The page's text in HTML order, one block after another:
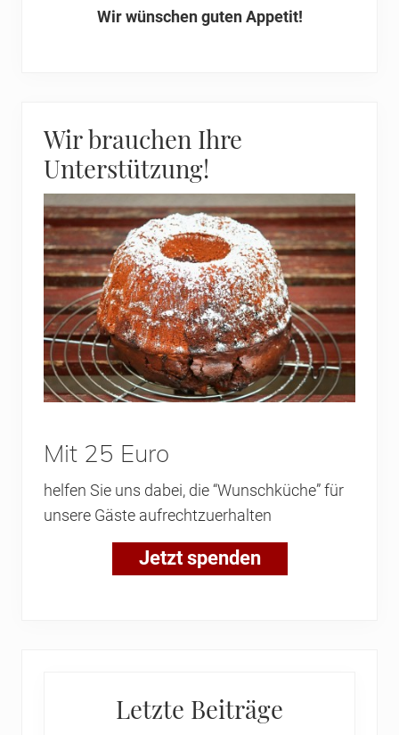
Wir wünschen guten Appetit!
Wir brauchen Ihre
Unterstützung!
Mit 25 Euro
helfen Sie uns dabei, die “Wunschküche” für
unsere Gäste aufrechtzuerhalten
Jetzt spenden
SidebarLetzte Beiträge